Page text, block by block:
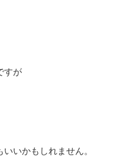
すが
いかもしれません。